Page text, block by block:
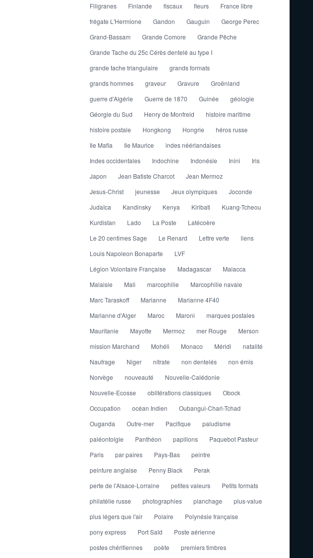
Filigranes
Finlande fiscaux fleurs
France libre
frégate L'Hermione
Gandon Gauguin
George Perec
Grand-Bassam
Grande Comore
Grande Pêche
Grande Tache du 25c Cérès dentelé au type I
grande tache triangulaire
grands formats
grands hommes
graveur Gravure
Groënland
guerre d'Algérie
Guerre de 1870 Guinée
géologie
Géorgie du Sud
Henry de Monfreid
histoire maritime
histoire postale
Hongkong Hongrie
héros russe
Ile Mafia
Ile Maurice
indes néérlandaises
Indes occidentales
Indochine Indonésie Inini
Iris
Japon
Jean Batiste Charcot
Jean Mermoz
Jesus-Christ
jeunesse Jeux olympiques
Joconde
Judaïca
Kandinsky Kenya Kiribati
Kuang-Tcheou
Kurdistan
Lado La Poste
Latécoère
Le 20 centimes Sage
Le Renard Lettre verte
liens
Louis Napoleon Bonaparte
LVF
Légion Volontaire Française
Madagascar
Malacca
Malaisie
Mali marcophilie
Marcophilie navale
Marc Taraskoff
Marianne
Marianne 4F40
Marianne d'Alger
Maroc Maroni
marques postales
Mauritanie
Mayotte Mermoz mer Rouge
Merson
mission Marchand
Mohéli Monaco Méridi
natalité
Naufrage
Niger nitrate non dentelés
non émis
Norvège
nouveauté
Nouvelle-Calédonie
Nouvelle-Ecosse
oblitérations classiques
Obock
Occupation
océan Indien
Oubangui-Chari-Tchad
Ouganda
Outre-mer Pacifique
paludisme
paléontolgie
Panthéon papillons
Paquebot Pasteur
Paris
par paires Pays-Bas
peintre
peinture anglaise
Penny Black
Perak
perte de l'Alsace-Lorraine
petites valeurs
Petits formats
philatélie russe
photographies planchage
plus-value
plus légers que l'air
Polaire
Polynésie française
pony express
Port Saïd
Poste aérienne
postes chérifiennes
poète premiers timbres